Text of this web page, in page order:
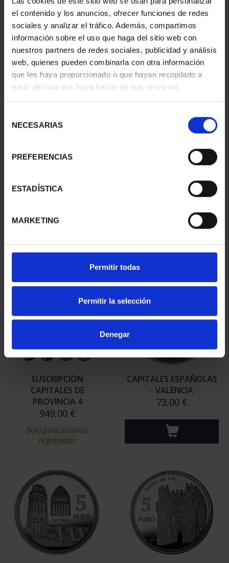
el contenido y los anuncios, ofrecer funciones de redes
sociales y analizar el tráfico. Además, compartimos
información sobre el uso que haga del sitio web con
nuestros partners de redes sociales, publicidad y análisis
web, quienes pueden combinarla con otra información
que les haya proporcionado o que hayan recopilado a
partir del uso que haya hecho de sus servicios.
NECESARIAS
PREFERENCIAS
ESTADÍSTICA
MARKETING
Permitir todas
Permitir la selección
Denegar
- TARRAGONA
73,00 €
CAPITALES DE
PROVINCIA 1
949,00 €
Sólo para usuarios
registrados
SUSCRIPCIÓN
949,00 €
registrados
SUSCRIPCIÓN
CAPITALES DE
PROVINCIA 3
949,00 €
registrados
SUSCRIPCIÓN
CAPITALES DE
PROVINCIA 4
949,00 €
Sólo para usuarios
registrados
CAPITALES ESPAÑOLAS
- VALENCIA
73,00 €